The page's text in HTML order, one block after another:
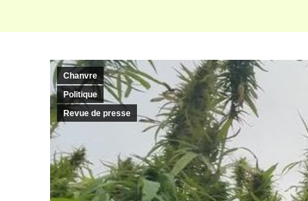
Chanvre
Politique
Revue de presse